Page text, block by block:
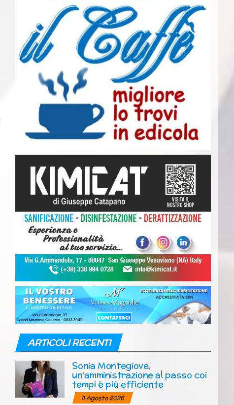
ARTICOLI RECENTI
Sonia Montegiove,
un’amministrazione al passo coi
tempi è più efficiente
8 Agosto 2026